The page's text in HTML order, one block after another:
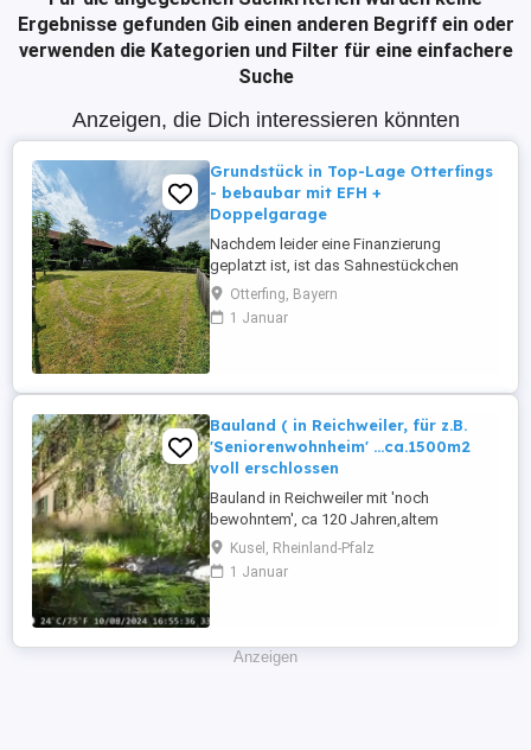
Ergebnisse gefunden Gib einen anderen Begriff ein oder
verwenden die Kategorien und Filter für eine einfachere
Suche
Anzeigen, die Dich interessieren könnten
Grundstück in Top-Lage Otterfings
- bebaubar mit EFH +
Doppelgarage
Nachdem leider eine Finanzierung
geplatzt ist, ist das Sahnestückchen
wieder verfügbar! Objektbeschreibung -
Grundstücksfläche 485 m ; - leichte
Hanglage; Garage Niveau
Einfamilienhauses mit den Maßen 8x12
Metern (bestehend ...
Otterfing, Bayern
1 Januar
Bauland ( in Reichweiler, für z.B.
'Seniorenwohnheim' ...ca.1500m2
voll erschlossen
Bauland in Reichweiler mit 'noch
bewohntem', ca 120 Jahren,altem
Bauernhaus (ca140m2 Wohnfläche mit
Scheune & Garage,Zentralheizung,... ideal
für Tierhaltung ...ausbaufähig(+
Seniorenwohnheims,mehrere
Reihenhäuser,bzw.1
Kusel, Rheinland-Pfalz
1 Januar
Anzeigen